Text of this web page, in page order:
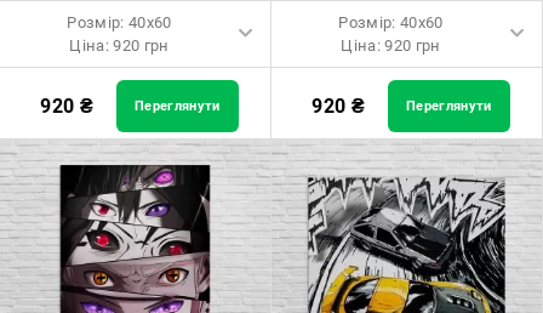
Розмір: 40x60
Ціна: 920 грн
Розмір: 40x60 Ціна: 920 грн
Розмір: 60x90 Ціна: 1650 грн
Розмір: 80x120 Ціна: 2050 грн
920 ₴ Переглянути
Розмір: 40x60
Ціна: 920 грн
Розмір: 40x60 Ціна: 920 грн
Розмір: 60x90 Ціна: 1650 грн
Розмір: 80x120 Ціна: 2050 грн
920 ₴ Переглянути